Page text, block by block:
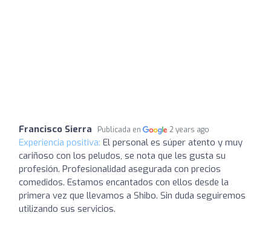
Francisco Sierra Publicada en 2 years ago
Experiencia positiva: El personal es súper atento y muy
cariñoso con los peludos, se nota que les gusta su
profesión. Profesionalidad asegurada con precios
comedidos. Estamos encantados con ellos desde la
primera vez que llevamos a Shibo. Sin duda seguiremos
utilizando sus servicios.